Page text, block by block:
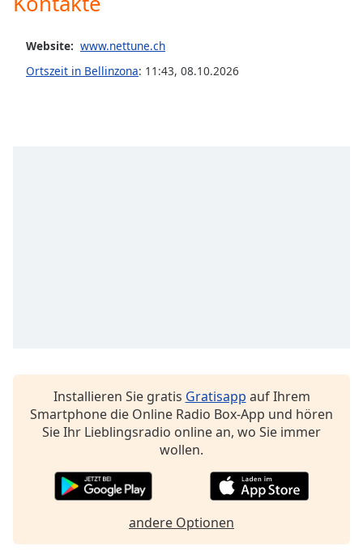
Opacity
Family
Website: www.nettune.ch
Ortszeit in Bellinzona: 11:43, 08.10.2026
Installieren Sie gratis Gratisapp auf Ihrem
Smartphone die Online Radio Box-App und hören
Sie Ihr Lieblingsradio online an, wo Sie immer
wollen.
andere Optionen